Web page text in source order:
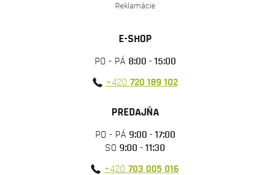
Reklamácie
E-SHOP
PO - PÁ 8:00 - 15:00
+420 720 189 102
PREDAJŇA
PO - PÁ 9:00 - 17:00
SO 9:00 - 11:30
+420 703 005 016